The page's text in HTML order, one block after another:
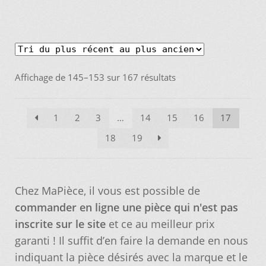
Affichage de 145–153 sur 167 résultatsTrié
récent
1 2 3 … 14 15 16
17
18
19
Chez MaPièce, il vous est possible de
commander en ligne une pièce qui n'est pas
inscrite sur le siteet ce au meilleur prix
garanti ! Il suffit d’en faire la demande en nous
indiquant la pièce désirés avec la marque et le